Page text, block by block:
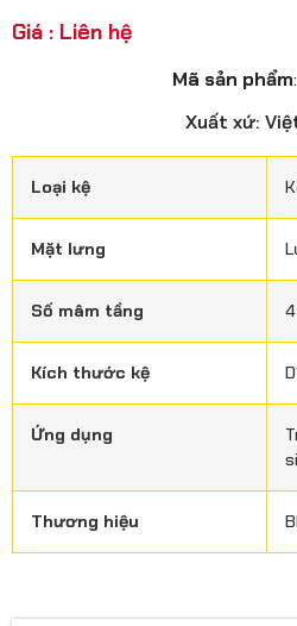
Giá : Liên hệ
Mã sản phẩm
Xuất xứ:
Loại kệ
Mặt lưng
Số mâm tầng
Kích thước kệ
Ứng dụng
Thương hiệu